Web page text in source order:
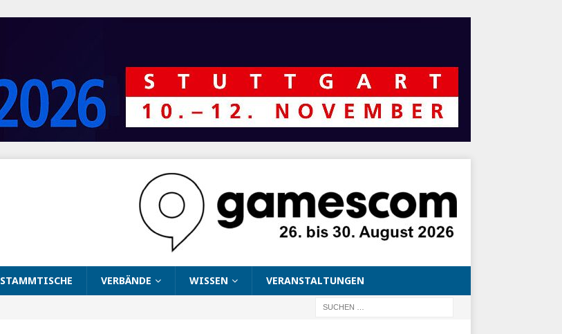
STAMMTISCHE VERBÄNDE WISSEN VERANSTALTUNGEN